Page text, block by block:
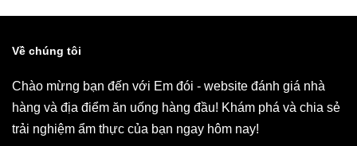
Về chúng tôi
Chào mừng bạn đến với Em đói - website đánh giá nhà
hàng và địa điểm ăn uống hàng đầu! Khám phá và chia sẻ
trải nghiệm ẩm thực của bạn ngay hôm nay!